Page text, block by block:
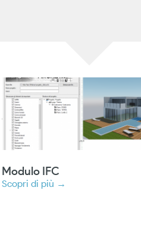
Modulo IFC
Scopri di più →